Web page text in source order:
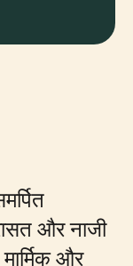
और नाजी
और